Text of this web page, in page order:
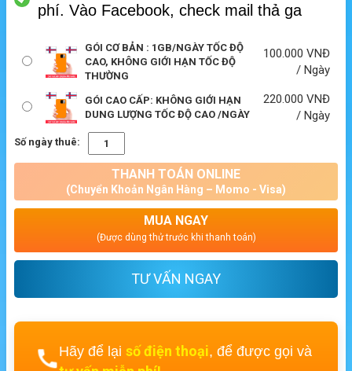
phí. Vào Facebook, check mail thả ga
GÓI CƠ BẢN : 1GB/NGÀY TỐC ĐỘ
CAO, KHÔNG GIỚI HẠN TỐC ĐỘ
THƯỜNG
100.000 VNĐ
/ Ngày
GÓI CAO CẤP: KHÔNG GIỚI HẠN
DUNG LƯỢNG TỐC ĐỘ CAO /NGÀY
220.000 VNĐ
/ Ngày
Số ngày thuê:
THANH TOÁN ONLINE
(Chuyển Khoản Ngân Hàng – Momo - Visa)
MUA NGAY
(Được dùng thử trước khi thanh toán)
TƯ VẤN NGAY
Hãy để lại số điện thoại, để được gọi và